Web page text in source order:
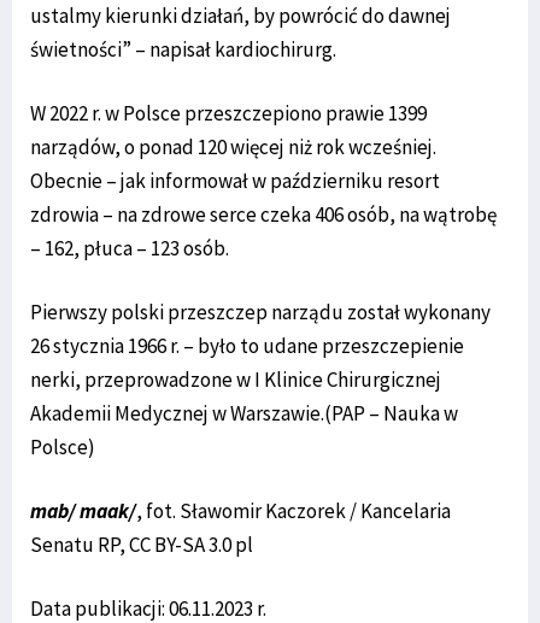
ustalmy kierunki działań, by powrócić do dawnej
świetności” – napisał kardiochirurg.
W 2022 r. w Polsce przeszczepiono prawie 1399
narządów, o ponad 120 więcej niż rok wcześniej.
Obecnie – jak informował w październiku resort
zdrowia – na zdrowe serce czeka 406 osób, na wątrobę
– 162, płuca – 123 osób.
Pierwszy polski przeszczep narządu został wykonany
26 stycznia 1966 r. – było to udane przeszczepienie
nerki, przeprowadzone w I Klinice Chirurgicznej
Akademii Medycznej w Warszawie.(PAP – Nauka w
Polsce)
mab/ maak/, fot. Sławomir Kaczorek / Kancelaria
Senatu RP, CC BY-SA 3.0 pl
Data publikacji: 06.11.2023 r.